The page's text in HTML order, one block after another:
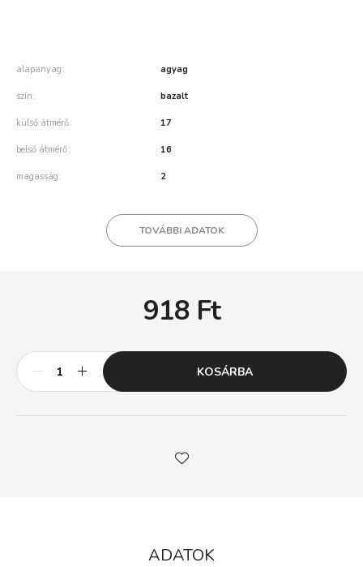
alapanyag agyag
szín bazalt
külső átmérő 17
belső átmérő 16
magasság 2
TOVÁBBI ADATOK
918Ft
KOSÁRBA
ADATOK